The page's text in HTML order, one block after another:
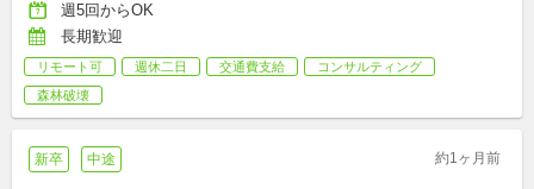
週5回からOK
長期歓迎
リモート可 週休二日 交通費支給
コンサルティング
森林破壊
新卒 中途 約1ヶ月前